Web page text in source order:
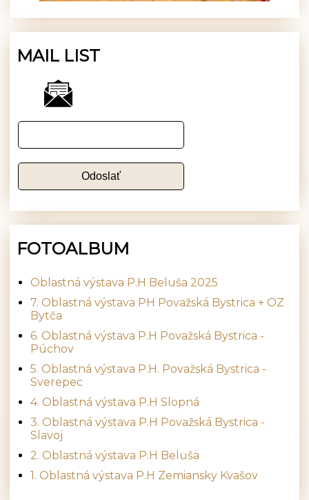
MAIL LIST
FOTOALBUM
Oblastná výstava P.H Beluša 2025
7. Oblastná výstava PH Považská Bystrica + OZ
Bytča
6. Oblastná výstava P.H Považská Bystrica -
Púchov
5. Oblastná výstava P.H. Považská Bystrica -
Sverepec
4. Oblastná výstava P.H Slopná
3. Oblastná výstava P.H Považská Bystrica -
Slavoj
2. Oblastná výstava P.H Beluša
1. Oblastná výstava P.H Zemiansky Kvašov